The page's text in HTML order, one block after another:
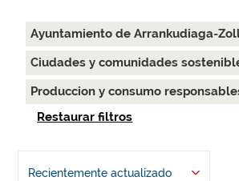
Ayuntamiento de Arrankudiaga-
Ciudades y comunidades
Produccion y consumo
Restaurar filtros
Recientemente actualizado